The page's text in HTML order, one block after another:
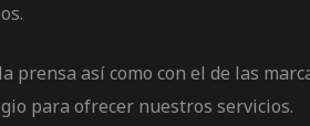
prensa así como con el de las
para ofrecer nuestros servicios.